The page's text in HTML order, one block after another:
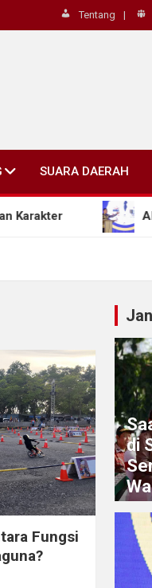
Tentang
SUARA DAERAH
Ahmad
Fungsi
di